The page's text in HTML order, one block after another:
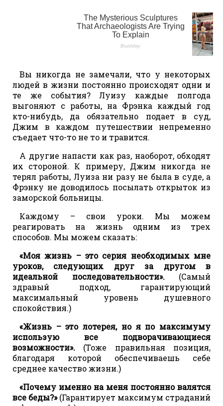
Вы никогда не замечали, что у некоторых
людей в жизни постоянно происходят одни и
те же события? Луизу каждые полгода
выгоняют с работы, на Фрэнка каждый год
кто-нибудь, да обязательно подает в суд,
Джим в каждом путешествии непременно
съедает что-то не то и травится.
А другие напасти как раз, наоборот, обходят
их стороной. К примеру, Джим никогда не
терял работы, Луиза ни разу не была в суде, а
Фрэнку не доводилось посылать открыток из
заморской больницы.
Каждому – свои уроки. Мы можем
реагировать на жизнь одним из трех
способов. Мы можем сказать:
«Моя жизнь – это серия необходимых мне
уроков, следующих друг за другом в
идеальной последовательности».(Самый
здравый подход, гарантирующий
максимальный уровень душевного
спокойствия.)
«Жизнь – это лотерея, но я по максимуму
использую все подворачивающиеся
возможности». (Тоже правильная позиция,
благодаря которой обеспечиваешь себе
среднее качество жизни.)
«Почему именно на меня постоянно валятся
все беды?»(Гарантирует максимум страданий